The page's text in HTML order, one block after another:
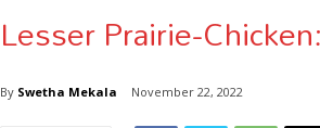
Lesser Prairie-
By Swetha Mekala November 22, 2022